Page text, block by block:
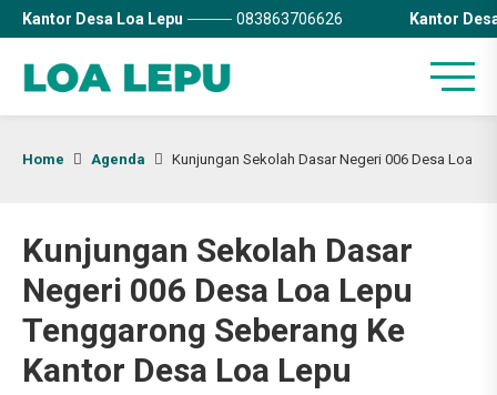
Kantor Desa Loa Lepu 083863706626 Kantor
Home Agenda Kunjungan Sekolah Dasar Negeri 006 Desa Loa
Kunjungan Sekolah Dasar
Negeri 006 Desa Loa Lepu
Tenggarong Seberang Ke
Kantor Desa Loa Lepu